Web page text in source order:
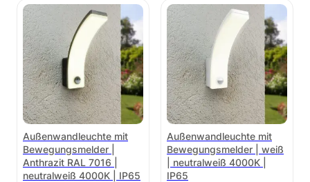
Außenwandleuchte mit
Bewegungsmelder |
Anthrazit RAL 7016 |
neutralweiß 4000K | IP65
Außenwandleuchte mit
Bewegungsmelder | weiß
| neutralweiß 4000K |
IP65